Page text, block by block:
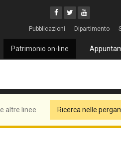
Facebook
Twitter
Youtube
Pubblicazioni Dipartimento
Patrimonio on-line
Le altre linee Ricerca nelle